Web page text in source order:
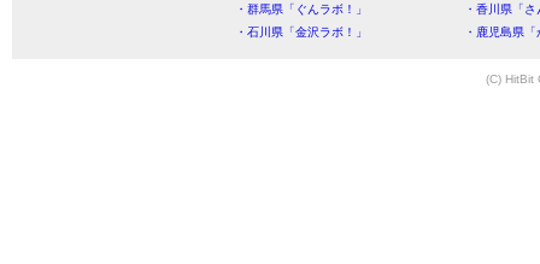
・群馬県「ぐんラボ！」
・香川県「
・石川県「金沢ラボ！」
・鹿児島県
(C) HitBit